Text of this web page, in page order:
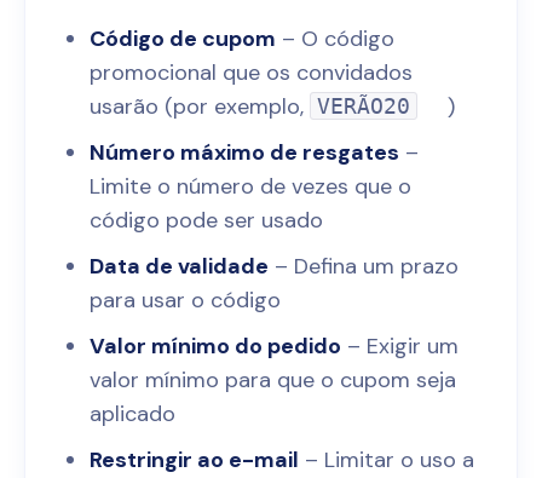
Código de cupom – O código
promocional que os convidados
usarão (por exemplo, VERÃO20
)
Número máximo de resgates –
Limite o número de vezes que o
código pode ser usado
Data de validade – Defina um prazo
para usar o código
Valor mínimo do pedido – Exigir um
valor mínimo para que o cupom seja
aplicado
Restringir ao e-mail – Limitar o uso a